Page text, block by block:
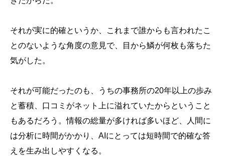
それが実に的確というか、これまで誰からも言われたこ
とのないような角度の意見で、目から鱗が何枚も落ちた
気がした。
それが可能だったのも、うちの事務所の20年以上の歩み
と蓄積、口コミがネット上に溢れていたからということ
もあるだろう。情報の総量が多ければ多いほど、人間に
は分析に時間がかかり、AIにとっては短時間で的確な答
えを生み出しやすくなる。